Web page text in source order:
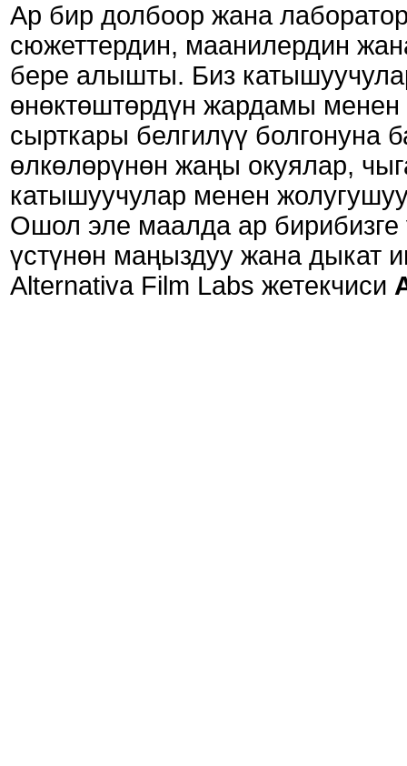
Ар бир долбоор жана
сюжеттердин, маанилердин
бере алышты. Биз
өнөктөштөрдүн жардамы
сырткары белгилүү болгонуна
өлкөлөрүнөн жаңы окуялар,
катышуучулар менен
Ошол эле маалда ар
үстүнөн маңыздуу жана дыкат
Alternativa Film Labs жетекчиси